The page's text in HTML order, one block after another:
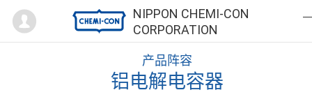
NIPPON CHEMI-CON
CORPORATION
Mypage
产品阵容
铝电解电容器